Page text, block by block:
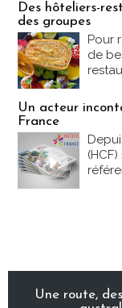
Des hôteliers-
des groupes
Pour
de
Un acteur
France
Une route,